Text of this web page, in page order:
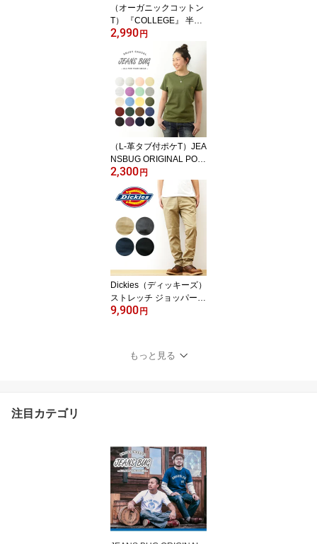
R】
（オーガニックコットン
T） 『COLLEGE』 半袖
Tシャツ レディース ゆっ
たり オーバーサイズ 大
きいサイズ 大きめ メン
ズ ユニセックス ORGABI
TS ブランド 綿100% カ
ジュアル トップス ティ
ーシャツ まとめ買い お
しゃれ プリント カレッ
ジ ロゴ 大学 アメカジ
【OGS-CLG】
2,990 円
（L-革タブ付ポケT）JEA
NSBUG ORIGINAL POC
KET T-SHIRT オリジナル
本革 タブ アクセント 半
袖 ポケット Tシャツ クル
ーネック 厚手 無地 Tシャ
ツ カットソー レディー
ス キッズサイズ対応 親
子ペア おそろい 親子 ペ
アルック 透けない 綿 コ
ットン 【LPKST-L1】
2,300 円
Dickies（ディッキーズ）
ストレッチ ジョッパーズ
ワークパンツ メンズ チ
スリム テーパード スキ
ニーパンツ 細身 丈夫 ア
9,900 円
もっと見る
注目カテゴリ